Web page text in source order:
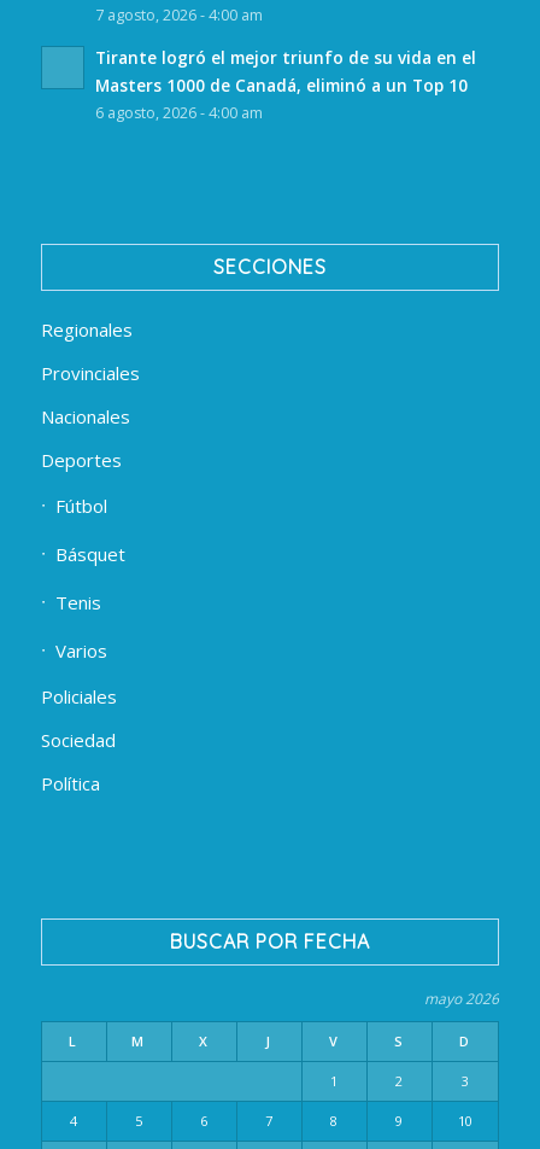
7 agosto, 2026 - 4:00 am
Tirante logró el mejor triunfo de su vida en el
Masters 1000 de Canadá, eliminó a un Top 10
6 agosto, 2026 - 4:00 am
SECCIONES
Regionales
Provinciales
Nacionales
Deportes
Fútbol
Básquet
Tenis
Varios
Policiales
Sociedad
Política
BUSCAR POR FECHA
mayo 2026
L M X J V S D
1 2 3
4 5 6 7 8 9 10